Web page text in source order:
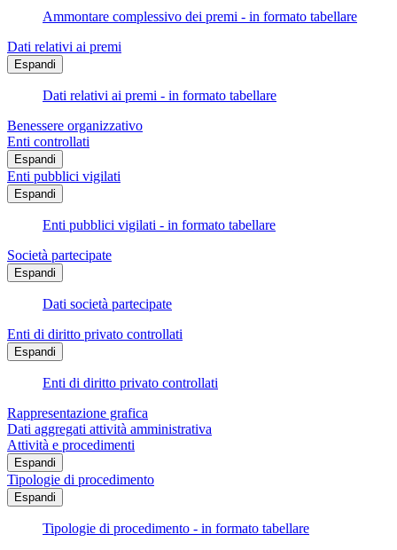
Ammontare complessivo dei premi - in formato tabellare
Dati relativi ai premi
Espandi
Dati relativi ai premi - in formato tabellare
Benessere organizzativo
Enti controllati
Espandi
Enti pubblici vigilati
Espandi
Enti pubblici vigilati - in formato tabellare
Società partecipate
Espandi
Dati società partecipate
Enti di diritto privato controllati
Espandi
Enti di diritto privato controllati
Rappresentazione grafica
Dati aggregati attività amministrativa
Attività e procedimenti
Espandi
Tipologie di procedimento
Espandi
Tipologie di procedimento - in formato tabellare